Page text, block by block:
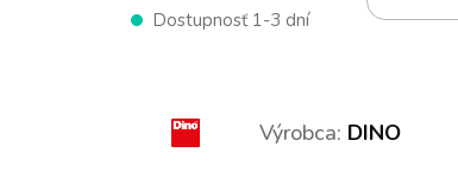
Dostupnosť 1-3 dní
Výrobca: DINO